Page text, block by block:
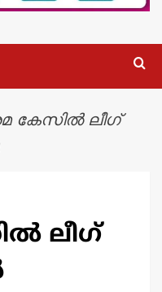
കേസിൽ ലീഗ്
ലീഗ്